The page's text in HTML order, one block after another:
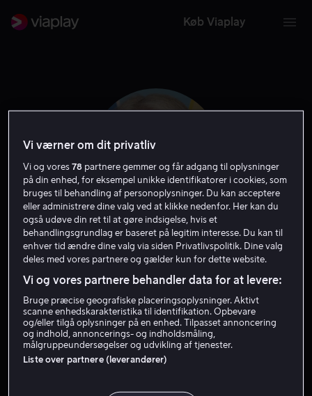
Køb Viaplay
Vanessa Feltz
Skuespiller
Vi værner om dit privatliv
Vi og vores78 partnere gemmer og får adgang til oplysninger
på din enhed, for eksempel unikke identifikatorer i cookies, som
bruges til behandling af personoplysninger. Du kan acceptere
eller administrere dine valg ved at klikke nedenfor. Her kan du
også udøve din ret til at gøre indsigelse, hvis et
behandlingsgrundlag er baseret på legitim interesse. Du kan til
enhver tid ændre dine valg via siden Privatlivspolitik. Dine valg
deles med vores partnere og gælder kun for dette website.
Vi og vores partnere behandler data for at levere:
Bruge præcise geografiske placeringsoplysninger. Aktivt
scanne enhedskarakteristika til identifikation. Opbevare
og/eller tilgå oplysninger på en enhed. Tilpasset annoncering
og indhold, annoncerings- og indholdsmåling,
målgruppeundersøgelser og udvikling af tjenester.
Liste over partnere (leverandører)